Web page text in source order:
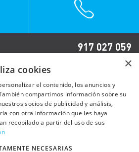
917 027 059
×
cookies
el contenido, los anuncios y
compartimos información sobre su
socios de publicidad y análisis,
con otra información que les haya
recopilado a partir del uso de sus
NECESARIAS